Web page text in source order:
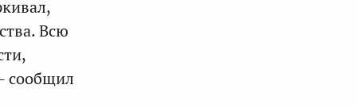
Всю
сообщил